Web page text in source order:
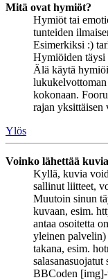
Mitä ovat hymiöt?
Hymiöt tai
tunteiden
Esimerkiksi :)
Hymiöiden täysi
Älä käytä
kokonaan.
rajan yksittäisen
Ylös
Voinko lähettää
Kyllä, kuvia
sallinut liitteet,
Muutoin sinun
kuvaan, esim.
antaa osoitetta
yleinen
takana, esim.
BBCoden [img]-